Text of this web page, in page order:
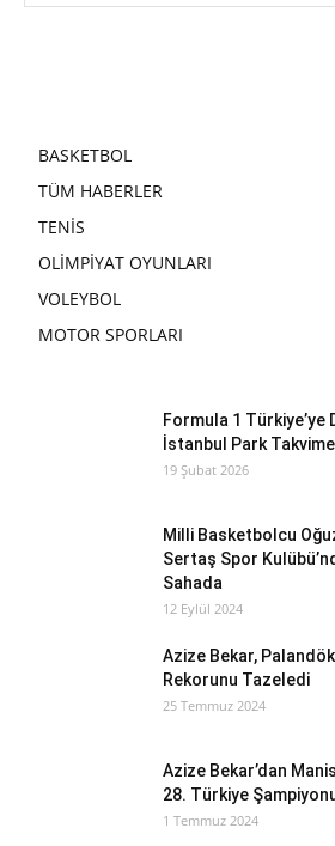
BASKETBOL
TÜM HABERLER
TENİS
OLİMPİYAT OYUNLARI
VOLEYBOL
MOTOR SPORLARI
Formula 1 Türkiye’ye
İstanbul Park
19 Şubat 2026
Milli Basketbolcu
Sertaş Spor
Sahada
12 Eylül 2024
Azize Bekar,
Rekorunu Tazeledi
25 Temmuz 2024
Azize Bekar’dan
28. Türkiye
1 Temmuz 2024